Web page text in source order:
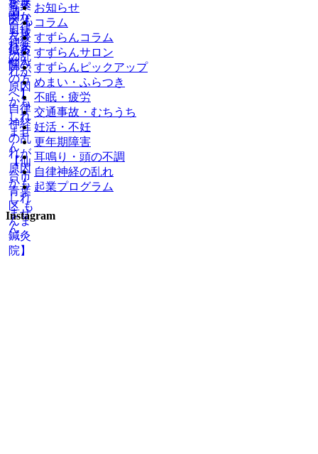
お知らせ
コラム
すずらんコラム
すずらんサロン
すずらんピックアップ
めまい・ふらつき
不眠・疲労
交通事故・むちうち
妊活・不妊
更年期障害
耳鳴り・頭の不調
自律神経の乱れ
起業プログラム
Instagram